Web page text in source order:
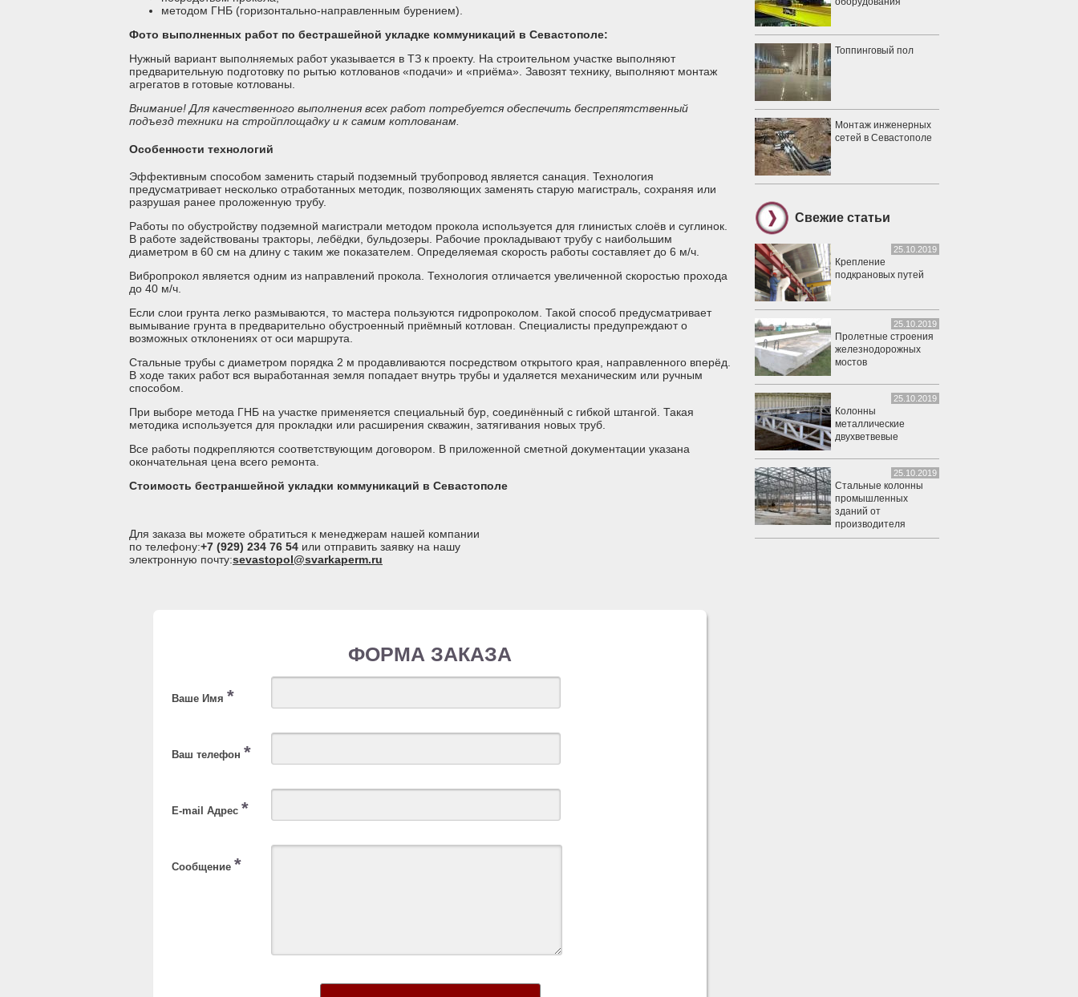
методом ГНБ (горизонтально-направленным бурением).
Фото выполненных работ по бестрашейной укладке коммуникаций в Севастополе:
Нужный вариант выполняемых работ указывается в ТЗ к проекту. На строительном участке выполняют
предварительную подготовку по рытью котлованов «подачи» и «приёма». Завозят технику, выполняют монтаж
агрегатов в готовые котлованы.
Внимание! Для качественного выполнения всех работ потребуется обеспечить беспрепятственный
подъезд техники на стройплощадку и к самим котлованам.
Особенности технологий
Эффективным способом заменить старый подземный трубопровод является санация. Технология
предусматривает несколько отработанных методик, позволяющих заменять старую магистраль, сохраняя или
разрушая ранее проложенную трубу.
Работы по обустройству подземной магистрали методом прокола используется для глинистых слоёв и суглинок.
В работе задействованы тракторы, лебёдки, бульдозеры. Рабочие прокладывают трубу с наибольшим
диаметром в 60 см на длину с таким же показателем. Определяемая скорость работы составляет до 6 м/ч.
Вибропрокол является одним из направлений прокола. Технология отличается увеличенной скоростью прохода
до 40 м/ч.
Если слои грунта легко размываются, то мастера пользуются гидропроколом. Такой способ предусматривает
вымывание грунта в предварительно обустроенный приёмный котлован. Специалисты предупреждают о
возможных отклонениях от оси маршрута.
Стальные трубы с диаметром порядка 2 м продавливаются посредством открытого края, направленного вперёд.
В ходе таких работ вся выработанная земля попадает внутрь трубы и удаляется механическим или ручным
способом.
При выборе метода ГНБ на участке применяется специальный бур, соединённый с гибкой штангой. Такая
методика используется для прокладки или расширения скважин, затягивания новых труб.
Все работы подкрепляются соответствующим договором. В приложенной сметной документации указана
окончательная цена всего ремонта.
Стоимость бестраншейной укладки коммуникаций в Севастополе
Для заказа вы можете обратиться к менеджерам нашей компании
по телефону:+7 (929) 234 76 54 или отправить заявку на нашу
электронную почту:sevastopol@svarkaperm.ru
ФОРМА ЗАКАЗА
Ваше Имя *
Ваш телефон *
E-mail Адрес *
Сообщение *
Топпинговый пол
Монтаж инженерных
сетей в Севастополе
Свежие статьи
25.10.2019
Крепление
подкрановых путей
25.10.2019
Пролетные строения
железнодорожных
мостов
25.10.2019
Колонны
металлические
двухветвевые
25.10.2019
Стальные колонны
промышленных
зданий от
производителя